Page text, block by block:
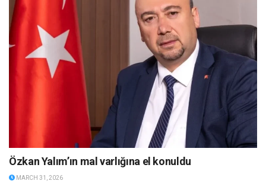
Özkan Yalım’ın mal varlığına el konuldu
MARCH 31, 2026